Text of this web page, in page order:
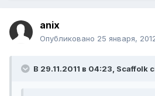
anix
Опубликовано 25 января,
В 29.11.2011 в 04:23, Scaffolk